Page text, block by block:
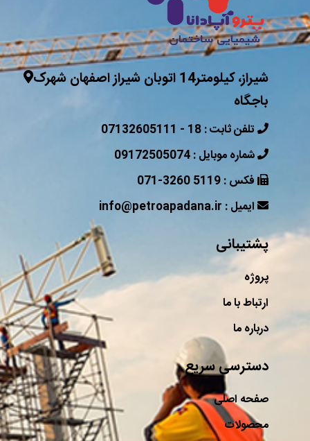
شیراز، کیلومتر14 اتوبان شیراز اصفهان شهرک
باجگاه
پشتیبانی
پروژه
ارتباط با ما
درباره ما
دسترسی سریع
صفحه اصلی
محصولات